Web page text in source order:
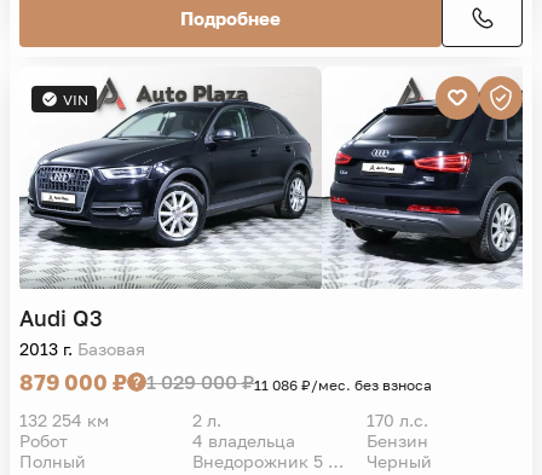
Подробнее
VIN
Audi Q3
2013 г. Базовая
879 000 ₽ 1 029 000 ₽11 086 ₽/мес. без взноса
132 254 км 2 л.
170 л.с.
Робот
4 владельца
Бензин
Полный
Внедорожник 5 дв. Черный